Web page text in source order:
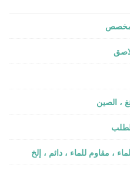
، الصين
، مقاوم للماء ، دائم ، إلخ